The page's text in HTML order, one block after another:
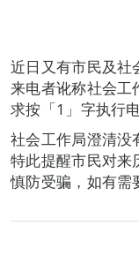
近日又有市民及社
来电者讹称社会工
求按「1」字执行
社会工作局澄清没
特此提醒市民对来
慎防受骗，如有需